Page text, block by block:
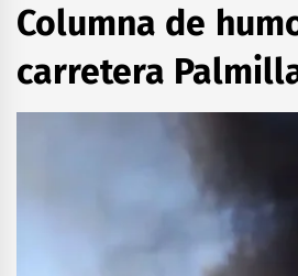
Columna de
carretera